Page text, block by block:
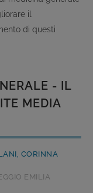
il
di questi
- IL
MEDIA
CORINNA
EMILIA